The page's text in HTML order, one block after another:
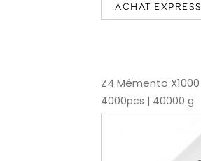
ACHAT EXPRESS
Z4 Mémento X1000
4000pcs | 40000 g